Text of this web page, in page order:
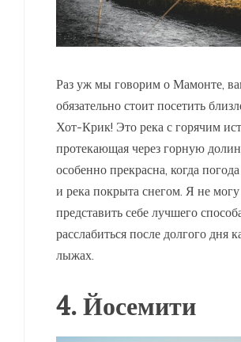
Раз уж мы говорим о Мамонте,
обязательно стоит посетить
Хот-Крик! Это река с горячим
протекающая через горную
особенно прекрасна, когда
и река покрыта снегом. Я не могу
представить себе лучшего
расслабиться после долгого дня
лыжах.
4. Йосемити